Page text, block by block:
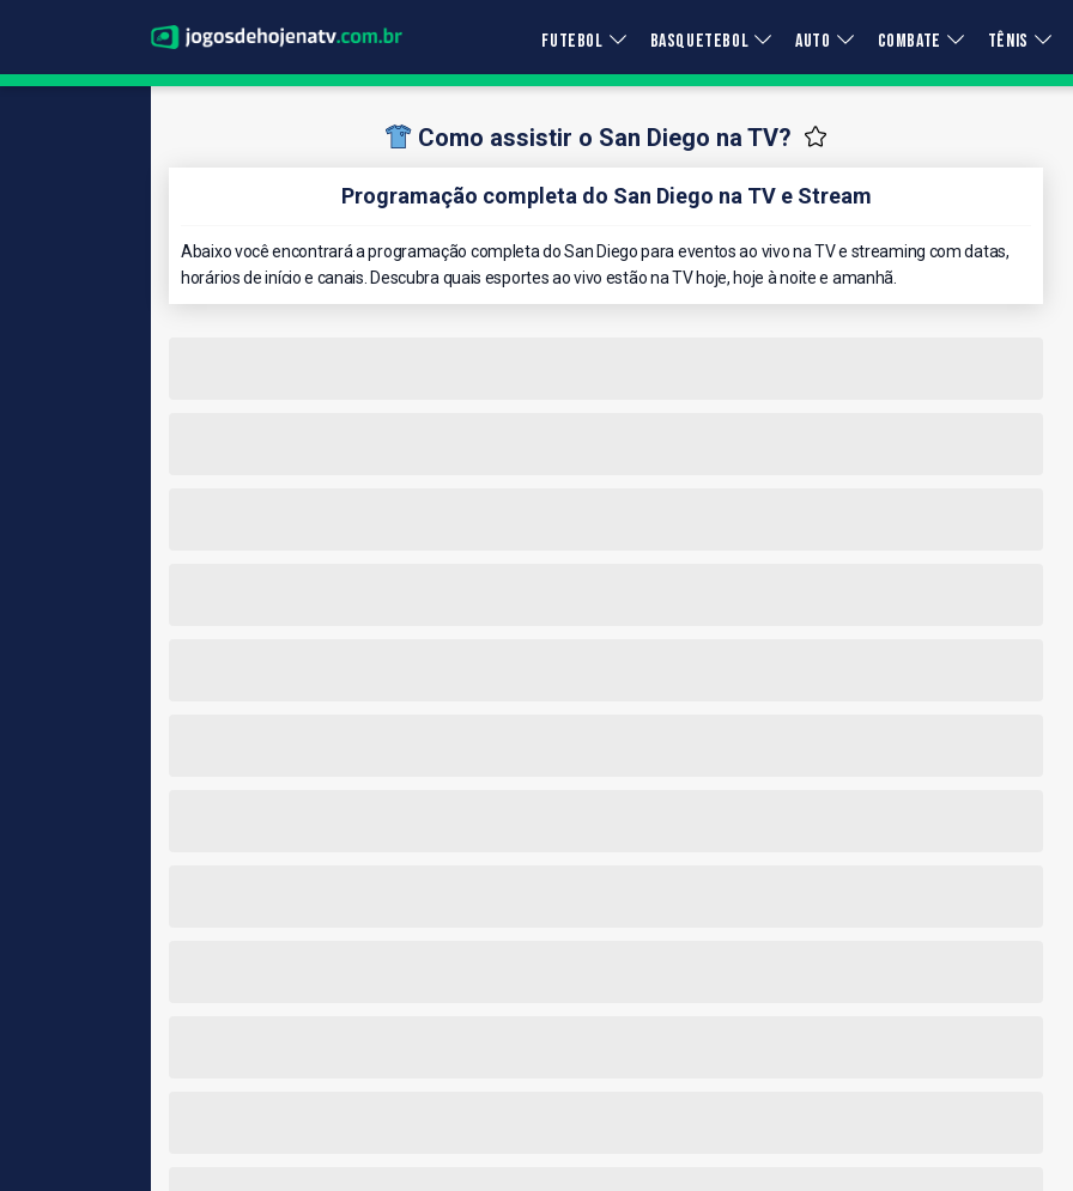
FUTEBOL BASQUETEBOL AUTO COMBATE TÊNIS
Como assistir o San Diego na TV?
Programação completa do San Diego na TV e Stream
Abaixo você encontrará a programação completa do San Diego para eventos ao vivo na TV e streaming com datas,
horários de início e canais. Descubra quais esportes ao vivo estão na TV hoje, hoje à noite e amanhã.